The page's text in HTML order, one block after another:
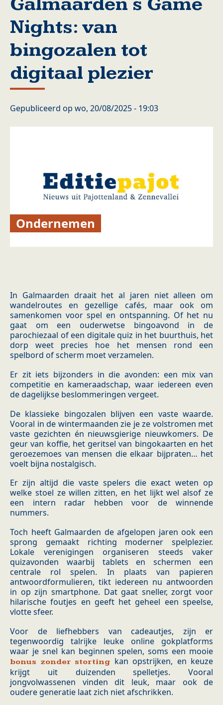
Nights: van
bingozalen tot
digitaal plezier
Gepubliceerd op wo, 20/08/2025 - 19:03
Ondernemen
In Galmaarden draait het al jaren niet alleen om
wandelroutes en gezellige cafés, maar ook om
samenkomen voor spel en ontspanning. Of het nu
gaat om een ouderwetse bingoavond in de
parochiezaal of een digitale quiz in het buurthuis, het
dorp weet precies hoe het mensen rond een
spelbord of scherm moet verzamelen.
Er zit iets bijzonders in die avonden: een mix van
competitie en kameraadschap, waar iedereen even
de dagelijkse beslommeringen vergeet.
De klassieke bingozalen blijven een vaste waarde.
Vooral in de wintermaanden zie je ze volstromen met
vaste gezichten én nieuwsgierige nieuwkomers. De
geur van koffie, het geritsel van bingokaarten en het
geroezemoes van mensen die elkaar bijpraten… het
voelt bijna nostalgisch.
Er zijn altijd die vaste spelers die exact weten op
welke stoel ze willen zitten, en het lijkt wel alsof ze
een intern radar hebben voor de winnende
nummers.
Toch heeft Galmaarden de afgelopen jaren ook een
sprong gemaakt richting moderner spelplezier.
Lokale verenigingen organiseren steeds vaker
quizavonden waarbij tablets en schermen een
centrale rol spelen. In plaats van papieren
antwoordformulieren, tikt iedereen nu antwoorden
in op zijn smartphone. Dat gaat sneller, zorgt voor
hilarische foutjes en geeft het geheel een speelse,
vlotte sfeer.
Voor de liefhebbers van cadeautjes, zijn er
tegenwoordig talrijke leuke online gokplatforms
waar je snel kan beginnen spelen, soms een mooie
bonus zonder storting kan opstrijken, en keuze
krijgt uit duizenden spelletjes. Vooral
jongvolwassenen vinden dit leuk, maar ook de
oudere generatie laat zich niet afschrikken.